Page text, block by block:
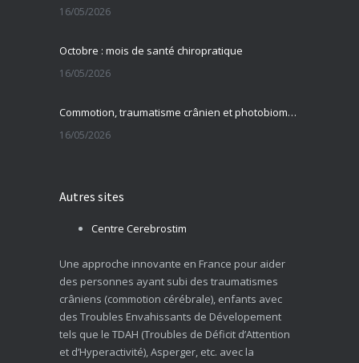
16/05/2026
Octobre : mois de santé chiropratique
16/05/2026
Commotion, traumatisme crânien et photobiomodulation transcrânienne
16/05/2026
Autres sites
Centre Cerebrostim
Une approche innovante en France pour aider
des personnes ayant subi des traumatismes
crâniens (commotion cérébrale), enfants avec
des Troubles Envahissants de Dévelopement
tels que le TDAH (Troubles de Déficit d’Attention
et d’Hyperactivité), Asperger, etc. avec la